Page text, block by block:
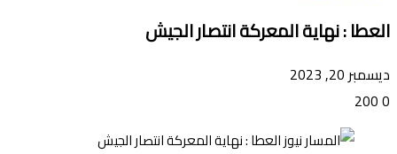
العطا : نهاية المعركة انتصار الجيش
ديسمبر 20, 2023
0